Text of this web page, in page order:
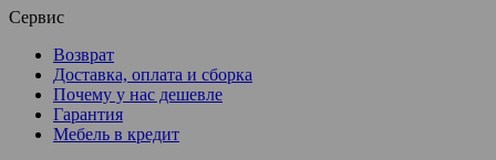
Сервис
Возврат
Доставка, оплата и сборка
Почему у нас дешевле
Гарантия
Мебель в кредит